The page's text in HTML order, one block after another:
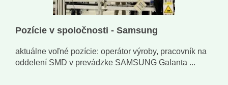
Pozície v spoločnosti - Samsung
aktuálne voľné pozície: operátor výroby, pracovník na
oddelení SMD v prevádzke SAMSUNG Galanta ...